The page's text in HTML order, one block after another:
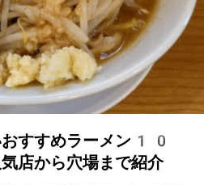
おすすめラーメン10
店から穴場まで紹介